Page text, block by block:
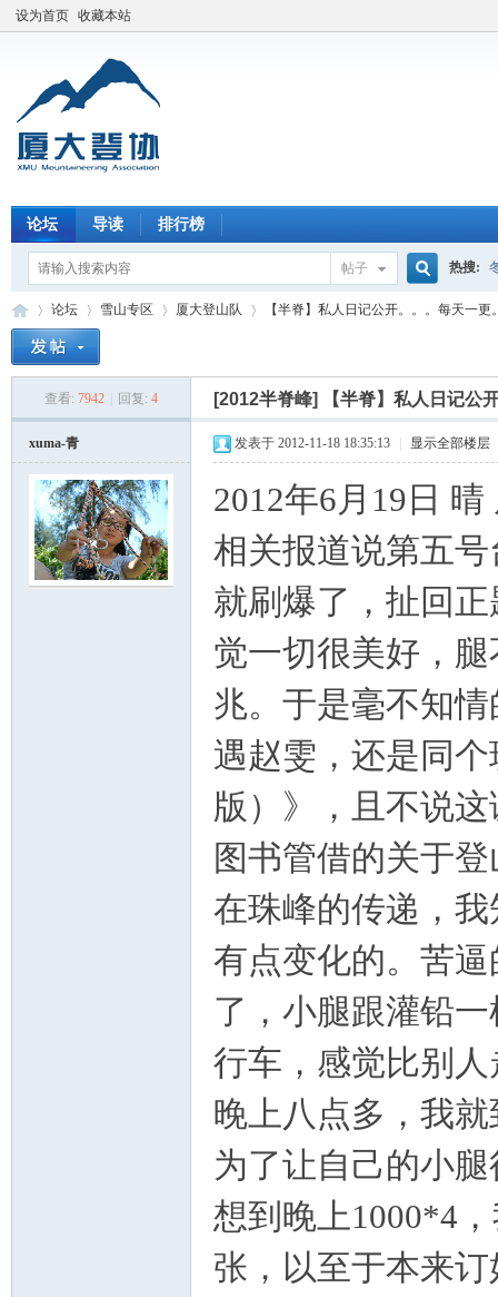
设为首页 收藏本站
论坛 导读 排行榜
帖子
索
热搜:
论坛
›
雪山专区
›
厦大登山队
›
【半脊】私人日记公开。。。每天一更
查看: 7942 回复: 4 [2012半脊峰] 【半脊】私人日记公
xuma-青 发表于 2012-11-18 18:35:13 显示全部楼层
2012年6月 19 日 晴
相关报道说第五
就刷爆了，扯回
觉一切很美好，
兆。于是毫不知
遇赵雯，还是同
版）》，且不说
图书管借的关于
在珠峰的传递，
有点变化的。苦
了，小腿跟灌铅
行车，感觉比别
晚上八点多，我
为了让自己的小
想到晚上1000*4
张，以至于本来订